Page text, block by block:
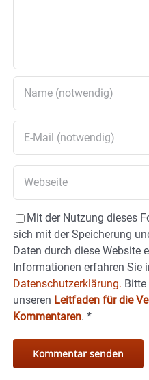
Mit der Nutzung dieses
sich mit der Speicherung
Daten durch diese Website
Informationen erfahren Sie
Datenschutzerklärung. Bitte
unseren Leitfaden für die
Kommentaren. *